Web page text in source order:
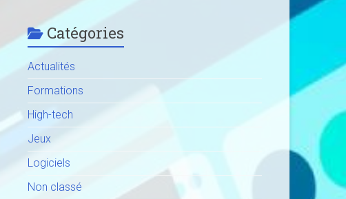
Catégories
Actualités
Formations
High-tech
Jeux
Logiciels
Non classé